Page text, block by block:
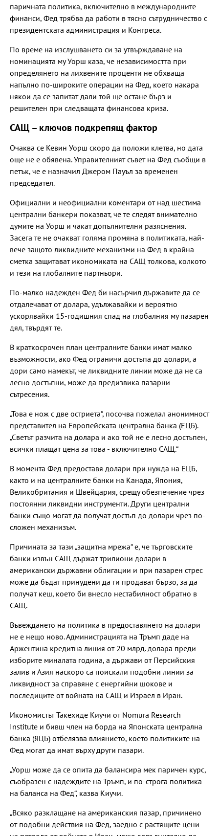
паричната политика, включително в международните
финанси, Фед трябва да работи в тясно сътрудничество с
президентската администрация и Конгреса.
По време на изслушването си за утвърждаване на
номинацията му Уорш каза, че независимостта при
определянето на лихвените проценти не обхваща
напълно по-широките операции на Фед, което накара
някои да се запитат дали той ще остане бърз и
решителен при следващата финансова криза.
САЩ – ключов подкрепящ фактор
Очаква се Кевин Уорш скоро да положи клетва, но дата
още не е обявена. Управителният съвет на Фед съобщи в
петък, че е назначил Джером Пауъл за временен
председател.
Официални и неофициални коментари от над шестима
централни банкери показват, че те следят внимателно
думите на Уорш и чакат допълнителни разяснения.
Засега те не очакват голяма промяна в политиката, най-
вече защото ликвидните механизми на Фед в крайна
сметка защитават икономиката на САЩ толкова, колкото
и тези на глобалните партньори.
По-малко надежден Фед би насърчил държавите да се
отдалечават от долара, удължавайки и вероятно
ускорявайки 15-годишния спад на глобалния му пазарен
дял, твърдят те.
В краткосрочен план централните банки имат малко
възможности, ако Фед ограничи достъпа до долари, а
дори само намекът, че ликвидните линии може да не са
лесно достъпни, може да предизвика пазарни
сътресения.
„Това е нож с две остриета“, посочва пожелал анонимност
представител на Европейската централна банка (ЕЦБ).
„Светът разчита на долара и ако той не е лесно достъпен,
всички плащат цена за това - включително САЩ.“
В момента Фед предоставя долари при нужда на ЕЦБ,
както и на централните банки на Канада, Япония,
Великобритания и Швейцария, срещу обезпечение чрез
постоянни ликвидни инструменти. Други централни
банки също могат да получат достъп до долари чрез по-
сложен механизъм.
Причината за тази „защитна мрежа“ е, че търговските
банки извън САЩ държат трилиони долари в
американски държавни облигации и при пазарен стрес
може да бъдат принудени да ги продават бързо, за да
получат кеш, което би внесло нестабилност обратно в
САЩ.
Въвеждането на политика в предоставянето на долари
не е нещо ново. Администрацията на Тръмп даде на
Аржентина кредитна линия от 20 млрд. долара преди
изборите миналата година, а държави от Персийския
залив и Азия наскоро са поискали подобни линии за
ликвидност за справяне с енергийни шокове и
последиците от войната на САЩ и Израел в Иран.
Икономистът Такехиде Киучи от Nomura Research
Institute и бивш член на борда на Японската централна
банка (ЯЦБ) отбелязва влиянието, което политиките на
Фед могат да имат върху други пазари.
„Уорш може да се опита да балансира мек паричен курс,
съобразен с надеждите на Тръмп, и по-строга политика
на баланса на Фед“, казва Киучи.
„Всяко разклащане на американския пазар, причинено
от подобни действия на Фед, заедно с растящите цени